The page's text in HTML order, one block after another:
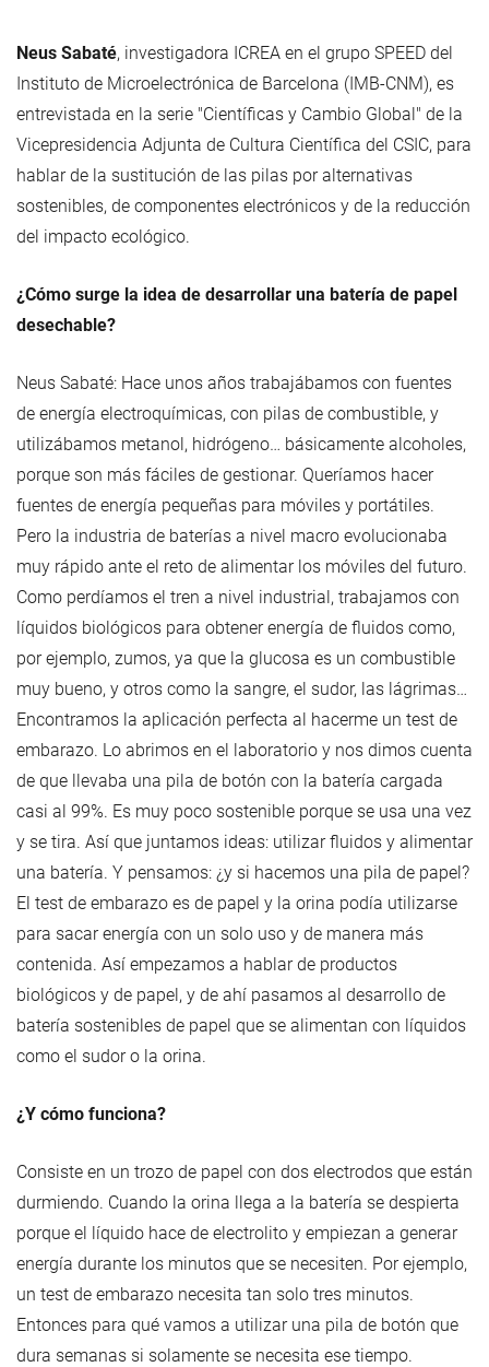
Neus Sabaté, investigadora ICREA en el grupo SPEED del
Instituto de Microelectrónica de Barcelona (IMB-CNM), es
entrevistada en la serie "Científicas y Cambio Global" de la
Vicepresidencia Adjunta de Cultura Científica del CSIC, para
hablar de la sustitución de las pilas por alternativas
sostenibles, de componentes electrónicos y de la reducción
del impacto ecológico.
¿Cómo surge la idea de desarrollar una batería de papel
desechable?
Neus Sabaté: Hace unos años trabajábamos con fuentes
de energía electroquímicas, con pilas de combustible, y
utilizábamos metanol, hidrógeno… básicamente alcoholes,
porque son más fáciles de gestionar. Queríamos hacer
fuentes de energía pequeñas para móviles y portátiles.
Pero la industria de baterías a nivel macro evolucionaba
muy rápido ante el reto de alimentar los móviles del futuro.
Como perdíamos el tren a nivel industrial, trabajamos con
líquidos biológicos para obtener energía de fluidos como,
por ejemplo, zumos, ya que la glucosa es un combustible
muy bueno, y otros como la sangre, el sudor, las lágrimas…
Encontramos la aplicación perfecta al hacerme un test de
embarazo. Lo abrimos en el laboratorio y nos dimos cuenta
de que llevaba una pila de botón con la batería cargada
casi al 99%. Es muy poco sostenible porque se usa una vez
y se tira. Así que juntamos ideas: utilizar fluidos y alimentar
una batería. Y pensamos: ¿y si hacemos una pila de papel?
El test de embarazo es de papel y la orina podía utilizarse
para sacar energía con un solo uso y de manera más
contenida. Así empezamos a hablar de productos
biológicos y de papel, y de ahí pasamos al desarrollo de
batería sostenibles de papel que se alimentan con líquidos
como el sudor o la orina.
¿Y cómo funciona?
Consiste en un trozo de papel con dos electrodos que están
durmiendo. Cuando la orina llega a la batería se despierta
porque el líquido hace de electrolito y empiezan a generar
energía durante los minutos que se necesiten. Por ejemplo,
un test de embarazo necesita tan solo tres minutos.
Entonces para qué vamos a utilizar una pila de botón que
dura semanas si solamente se necesita ese tiempo.